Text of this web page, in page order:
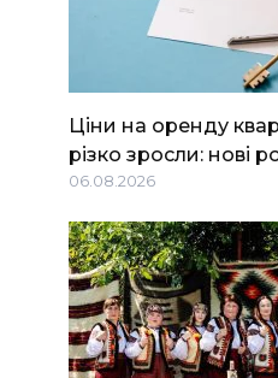
Ціни на оренду
різко зросли: нові
06.08.2026